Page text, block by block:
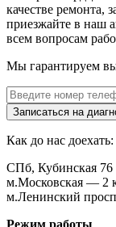
качестве ремонта,
приезжайте в наш
всем вопросам
Мы гарантируем
Как до нас доехать:
СПб, Кубинская 76
м.Московская — 2
м.Ленинский